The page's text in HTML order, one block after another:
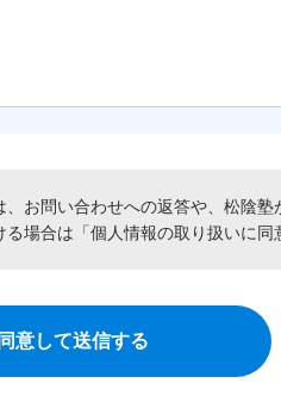
お問い合わせへの返答や、松陰塾
場合は「個人情報の取り扱いに同
意して送信する